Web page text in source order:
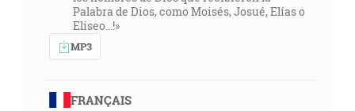
Palabra de Dios, como Moisés, Josué, Elías o
Eliseo...!»
MP3
FRANÇAIS